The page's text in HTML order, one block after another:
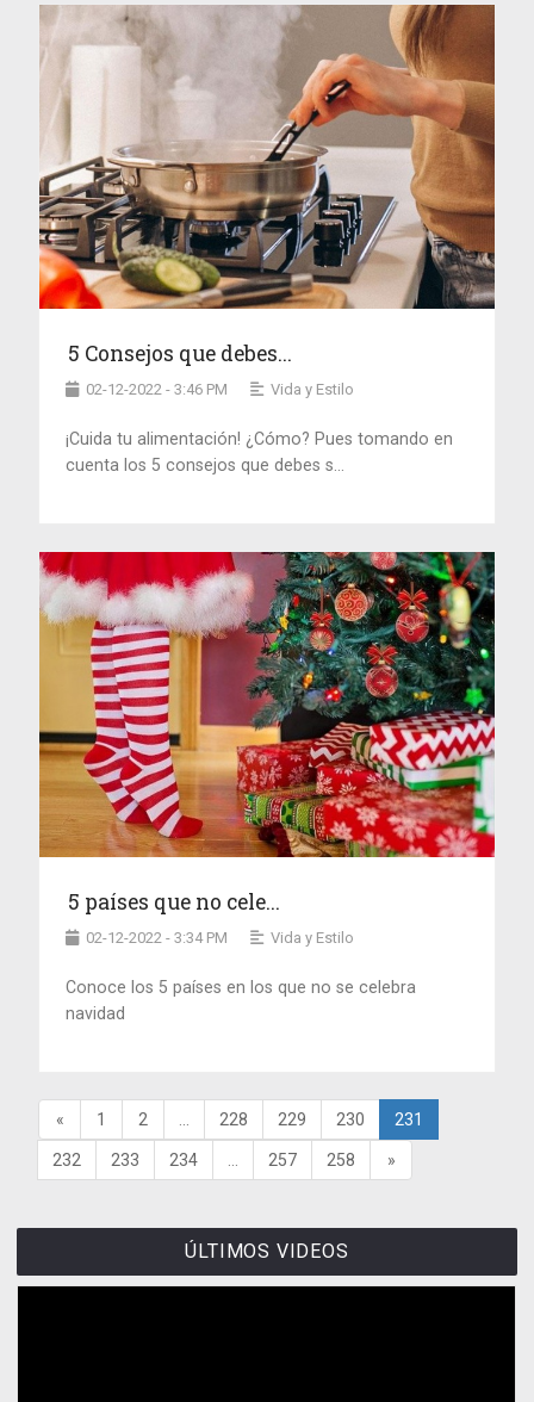
5 Consejos que debes...
02-12-2022 - 3:46 PM Vida y Estilo
¡Cuida tu alimentación! ¿Cómo? Pues tomando en
cuenta los 5 consejos que debes s...
5 países que no cele...
02-12-2022 - 3:34 PM Vida y Estilo
Conoce los 5 países en los que no se celebra
navidad
« 1 2 228 229 230 231
232 233 234 257 258 »
ÚLTIMOS VIDEOS